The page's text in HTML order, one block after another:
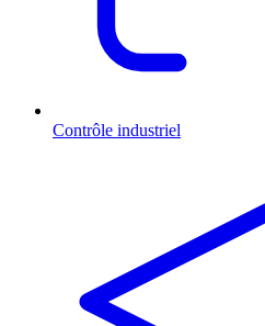
Contrôle industriel